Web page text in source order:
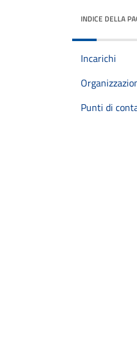
INDICE DELLA
Incarichi
Punti di